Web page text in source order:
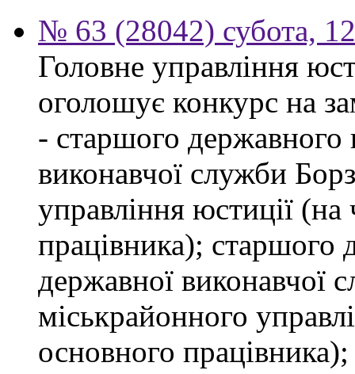
№ 63 (28042) субота,
Головне управління
оголошує конкурс на
- старшого державного
виконавчої служби
управління юстиції (на
працівника); старшого
державної виконавчої
міськрайонного
основного